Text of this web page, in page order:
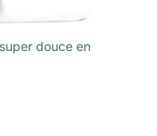
douce en